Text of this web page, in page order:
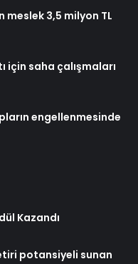
3,5 milyon TL
için saha çalışmaları
engellenmesinde
Kazandı
potansiyeli sunan